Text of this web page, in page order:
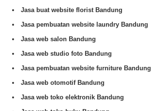
Jasa buat website florist Bandung
Jasa pembuatan website laundry Bandung
Jasa web salon Bandung
Jasa web studio foto Bandung
Jasa pembuatan website furniture Bandung
Jasa web otomotif Bandung
Jasa web toko elektronik Bandung